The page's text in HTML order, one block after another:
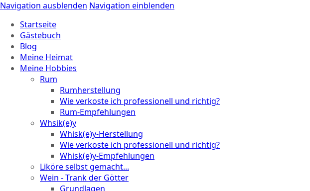
Navigation ausblenden Navigation einblenden
Startseite
Gästebuch
Blog
Meine Heimat
Meine Hobbies
Rum
Rumherstellung
Wie verkoste ich professionell und richtig?
Rum-Empfehlungen
Whsik(e)y
Whisk(e)y-Herstellung
Wie verkoste ich professionell und richtig?
Whisk(e)y-Empfehlungen
Liköre selbst gemacht...
Wein - Trank der Götter
Grundlagen